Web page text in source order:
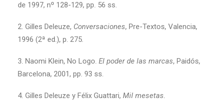
de 1997, nº 128-129, pp. 56 ss.
2. Gilles Deleuze, Conversaciones, Pre-Textos, Valencia,
1996 (2ª ed.), p. 275.
3. Naomi Klein, No Logo. El poder de las marcas, Paidós,
Barcelona, 2001, pp. 93 ss.
4. Gilles Deleuze y Félix Guattari, Mil mesetas.